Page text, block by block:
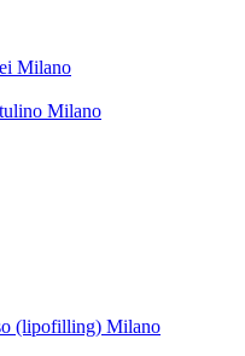
Milano
Milano
(lipofilling) Milano